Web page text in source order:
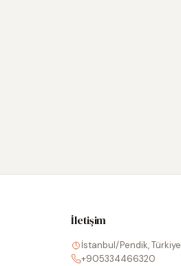
İletişim
İstanbul/Pendik, Türkiye
+905334466320